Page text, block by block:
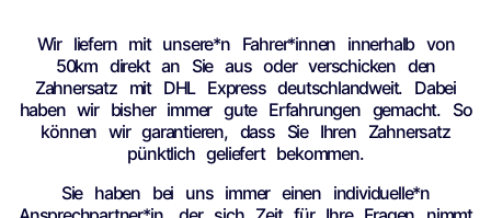
Wir liefern mit unsere*n Fahrer*innen innerhalb von
50km direkt an Sie aus oder verschicken den
Zahnersatz mit DHL Express deutschlandweit. Dabei
haben wir bisher immer gute Erfahrungen gemacht. So
können wir garantieren, dass Sie Ihren Zahnersatz
pünktlich geliefert bekommen.
Sie haben bei uns immer einen individuelle*n